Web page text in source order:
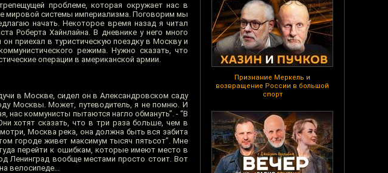
Признание Меркель и
возвращение России в большой
спорт
проблеме, которая окружает нас в
мировой системы империализма. Поговорим мы
начать. Некоторое время назад я читал
Роберта Хайнлайна. В дневнике у него много
приехал в туристическую поездку в Москву и
режима. Нужно сказать, что
операции в американской армии.
в Москве, сидел он в Александровском саду
Москвы. Может, путеводитель, я не помню. И
нас коммунисты пытаются нагло обмануть”. - “В
хотят сказать, что в три раза больше, чем в
Москва река, она должна быть вся забита
городе живет максимум тысяч пятьсот”. Мне
перейти к ошибкам, которые имеют место в
Ленинград вообще местами просто стоит. Вот
велосипеде...